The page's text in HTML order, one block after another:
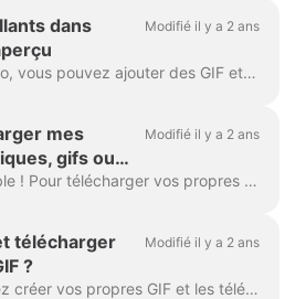
dans
Modifié il y a 2 ans
Dans Wave.video, vous pouvez ajouter des GIF et des autocollants à vos vidéos. Vous pouvez ainsi les rendre plus attrayantes, plus personnalisées et plus séduisantes pour votre public. P...
mes
gifs ou
Wave.video
Modifié il y a 2 ans
Oui, c'est possible ! Pour télécharger vos propres autocollants, allez à l'étape " Superpositions et autocollants " dans le menu de gauche et cliquez sur l'onglet " Media " -> " Uploads " Vous pouvez a...
télécharger
?
Modifié il y a 2 ans
Oui, vous pouvez créer vos propres GIF et les télécharger sur Wave.video. Voici un article utile sur la façon de créer vos propres GIF. Une fois que votre GIF est lu...